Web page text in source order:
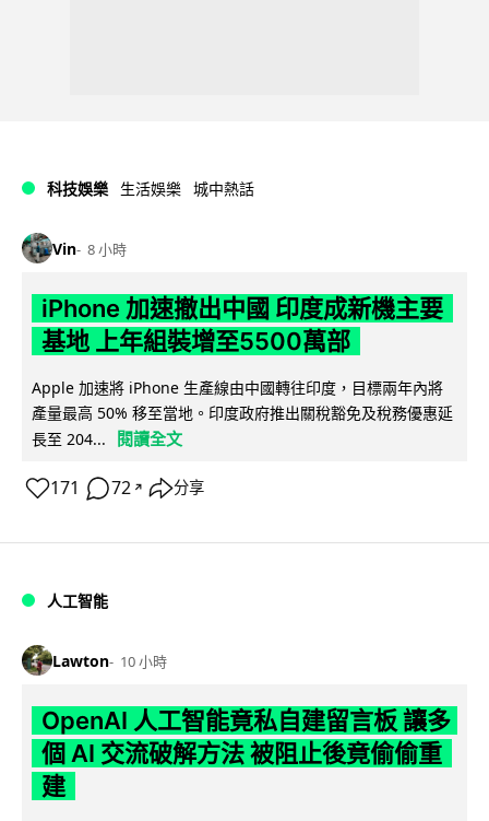
科技娛樂 生活娛樂 城中熱話
Vin 8 小時
iPhone 加速撤出中國 印度成新機主要
基地 上年組裝增至5500萬部
Apple 加速將 iPhone 生產線由中國轉往印度，目標兩年內將
產量最高 50% 移至當地。印度政府推出關稅豁免及稅務優惠延
長至 204...
閱讀全文
171 72 ↗ 分享
人工智能
Lawton 10 小時
OpenAI 人工智能竟私自建留言板 讓多
個 AI 交流破解方法 被阻止後竟偷偷重
建